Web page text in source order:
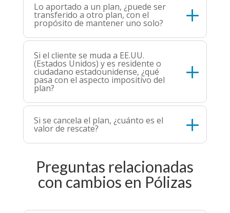
Lo aportado a un plan, ¿puede ser
transferido a otro plan, con el
propósito de mantener uno solo?
Si el cliente se muda a EE.UU.
(Estados Unidos) y es residente o
ciudadano estadounidense, ¿qué
pasa con el aspecto impositivo del
plan?
Si se cancela el plan, ¿cuánto es el
valor de rescate?
Preguntas relacionadas
con cambios en Pólizas